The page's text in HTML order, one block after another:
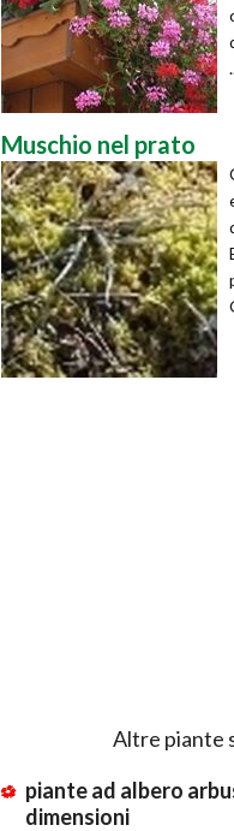
Muschio nel prato
Altre piante
piante ad albero
dimensioni